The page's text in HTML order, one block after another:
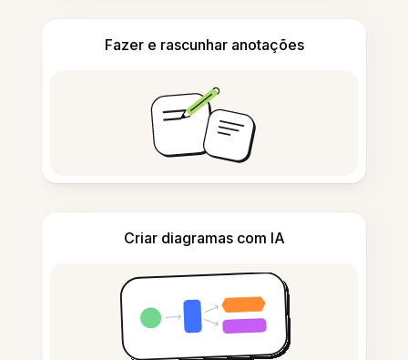
Fazer e rascunhar anotações
Criar diagramas com IA